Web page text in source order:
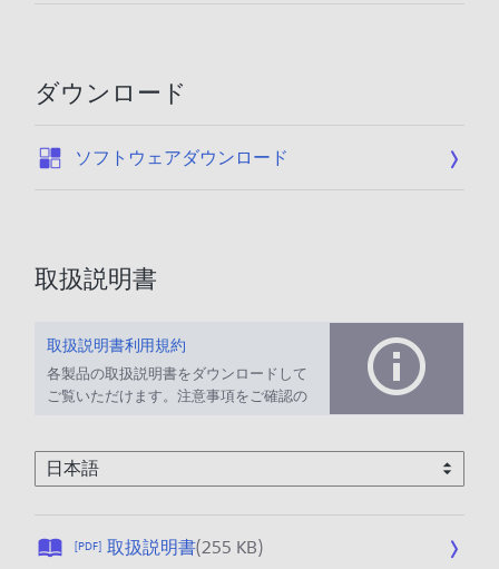
ダウンロード
ソフトウェアダウンロード
取扱説明書
取扱説明書利用規約
各製品の取扱説明書をダウンロードして
ご覧いただけます。注意事項をご確認の
[PDF] 取扱説明書(255 KB)公